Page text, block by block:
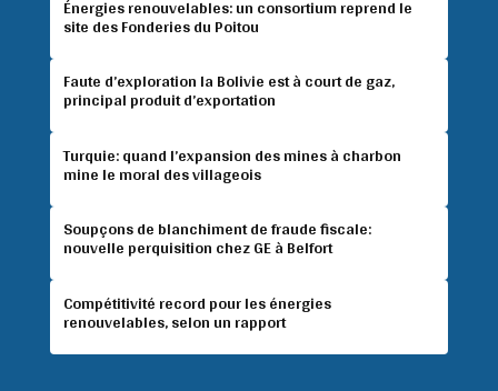
Énergies renouvelables: un consortium reprend le
site des Fonderies du Poitou
Faute d’exploration la Bolivie est à court de gaz,
principal produit d’exportation
Turquie: quand l’expansion des mines à charbon
mine le moral des villageois
Soupçons de blanchiment de fraude fiscale:
nouvelle perquisition chez GE à Belfort
Compétitivité record pour les énergies
renouvelables, selon un rapport